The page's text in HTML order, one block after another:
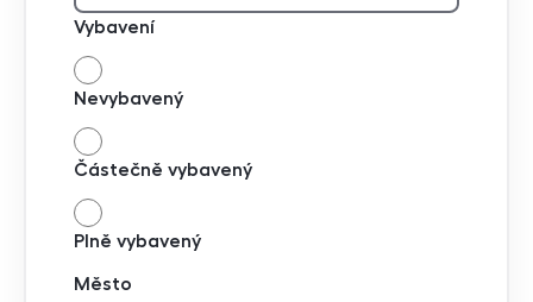
Vybavení
Nevybavený
Částečně vybavený
Plně vybavený
Město